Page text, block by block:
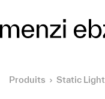
Produits Static Light